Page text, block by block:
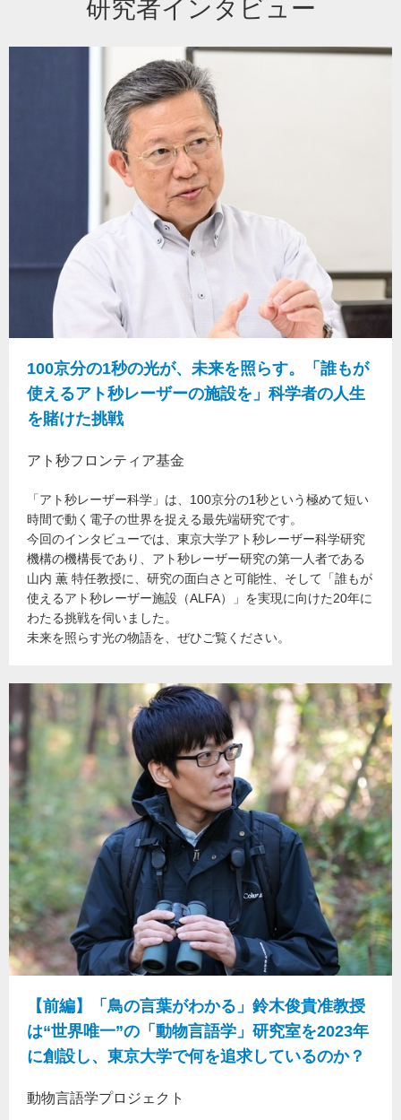
研究者インタビュー
100京分の1秒の光が、未来を照らす。「誰もが
使えるアト秒レーザーの施設を」科学者の人生
を賭けた挑戦
アト秒フロンティア基金
「アト秒レーザー科学」は、100京分の1秒という極めて短い
時間で動く電子の世界を捉える最先端研究です。
今回のインタビューでは、東京大学アト秒レーザー科学研究
機構の機構長であり、アト秒レーザー研究の第一人者である
山内 薫 特任教授に、研究の面白さと可能性、そして「誰もが
使えるアト秒レーザー施設（ALFA）」を実現に向けた20年に
わたる挑戦を伺いました。
未来を照らす光の物語を、ぜひご覧ください。
【前編】「鳥の言葉がわかる」鈴木俊貴准教授
は“世界唯一”の「動物言語学」研究室を2023年
に創設し、東京大学で何を追求しているのか？
動物言語学プロジェクト